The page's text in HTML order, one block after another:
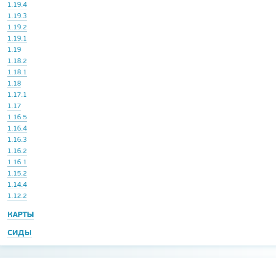
1.19.4
1.19.3
1.19.2
1.19.1
1.19
1.18.2
1.18.1
1.18
1.17.1
1.17
1.16.5
1.16.4
1.16.3
1.16.2
1.16.1
1.15.2
1.14.4
1.12.2
КАРТЫ
СИДЫ